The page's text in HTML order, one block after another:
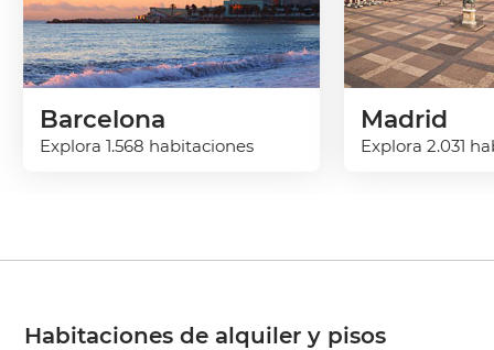
Barcelona
Explora 1.568 habitaciones
Madrid
Explora 2.031
Habitaciones de alquiler y pisos